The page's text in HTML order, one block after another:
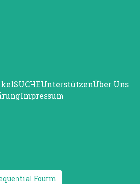
SUCHEUnterstützenÜber Uns
Impressum
Fourm